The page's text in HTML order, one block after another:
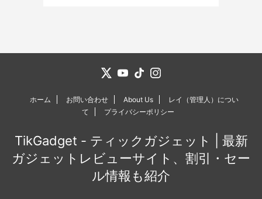
ホーム お問い合わせ About Us
レイ（管理人）につい
て
プライバシーポリシー
TikGadget - ティックガジェット | 最新
ガジェットレビューサイト、割引・セー
ル情報も紹介